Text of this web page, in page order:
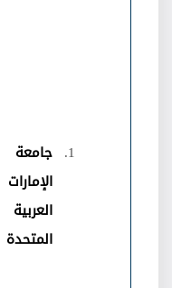
جامعة
الإمارات
العربية
المتحدة